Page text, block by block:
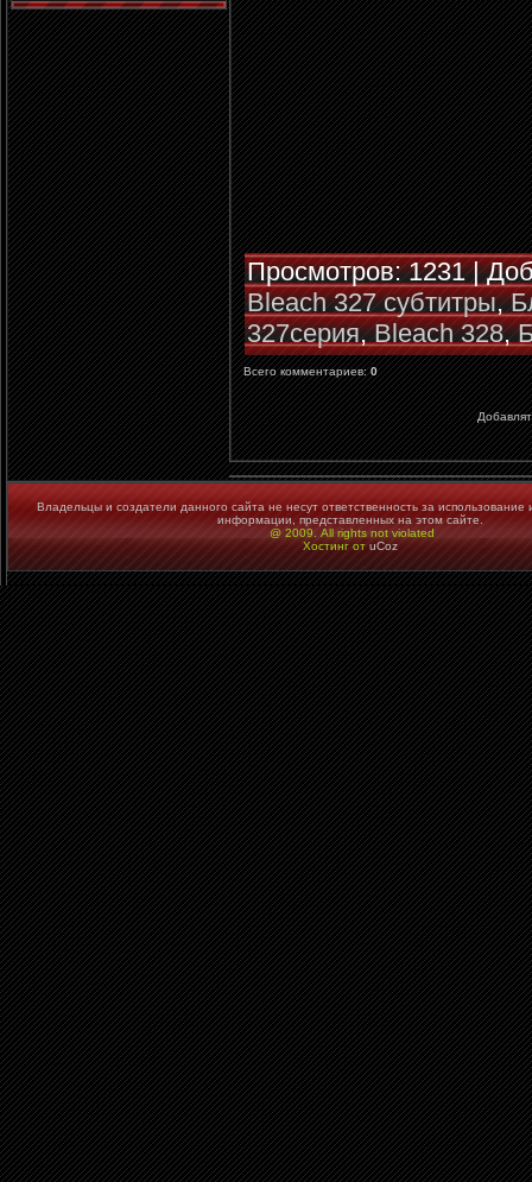
Просмотров: 1231 |
Bleach 327 субтитры,
327серия,Bleach 328,
Всего комментариев:0
Владельцы и создатели данного сайта не несут ответственность за
информации, представленных на этом сайте.
@ 2009. All rights not violated
Хостинг от uCoz